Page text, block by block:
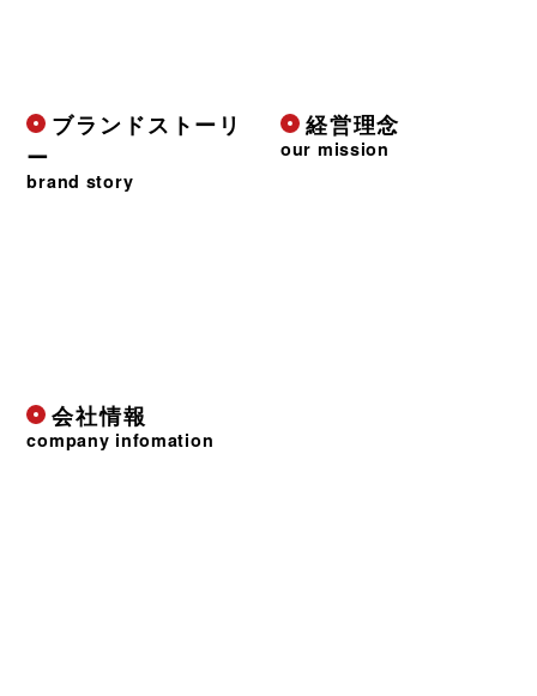
ブランドストーリ
ー
brand story
経営理念
our mission
会社情報
company infomation